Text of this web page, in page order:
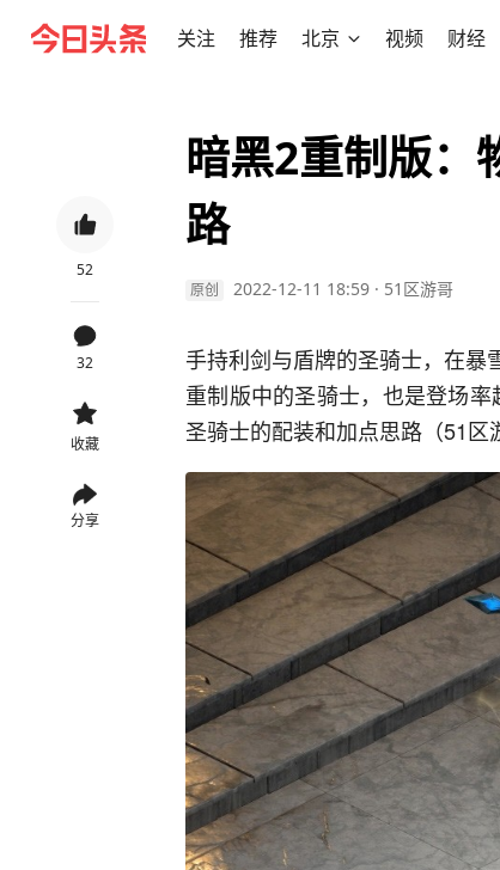
关注 推荐 北京 视频 财经
52
32
收藏
分享
暗黑2重制版：
路
原创 2022-12-11 18:59 · 51区游哥
手持利剑与盾牌的圣骑士，在暴
重制版中的圣骑士，也是登场
圣骑士的配装和加点思路（51区